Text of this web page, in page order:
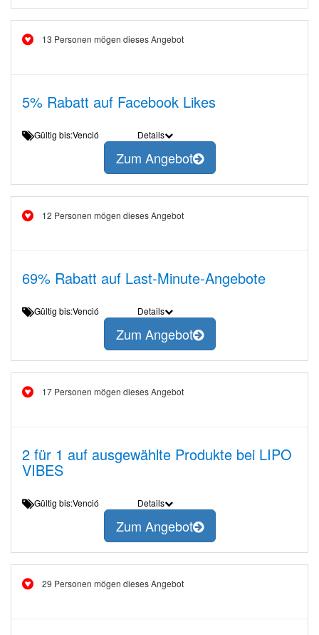
13 Personen mögen dieses Angebot
5% Rabatt auf Facebook Likes
Gültig bis:Venció Details
Zum Angebot
12 Personen mögen dieses Angebot
69% Rabatt auf Last-Minute-Angebote
Gültig bis:Venció Details
Zum Angebot
17 Personen mögen dieses Angebot
2 für 1 auf ausgewählte Produkte bei LIPO
VIBES
Gültig bis:Venció Details
Zum Angebot
29 Personen mögen dieses Angebot